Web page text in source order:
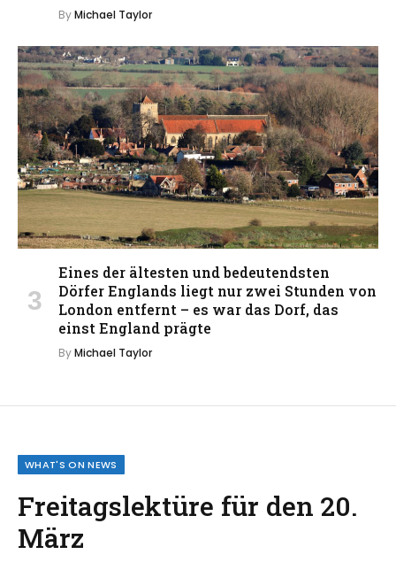
ByMichael Taylor
Eines der ältesten und bedeutendsten
Dörfer Englands liegt nur zwei Stunden von
London entfernt – es war das Dorf, das
einst England prägte
ByMichael Taylor
WHAT'S ON NEWS
Freitagslektüre für den 20.
März